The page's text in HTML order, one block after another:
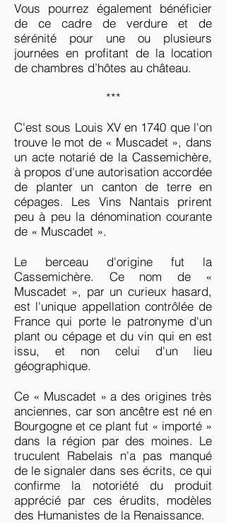
Vous pourrez également bénéficier
de ce cadre de verdure et de
sérénité pour une ou plusieurs
journées en profitant de la location
de chambres d’hôtes au château.
***
C'est sous Louis XV en 1740 que l'on
trouve le mot de « Muscadet », dans
un acte notarié de la Cassemichère,
à propos d'une autorisation accordée
de planter un canton de terre en
cépages. Les Vins Nantais prirent
peu à peu la dénomination courante
de « Muscadet ».
Le berceau d'origine fut la
Cassemichère. Ce nom de «
Muscadet », par un curieux hasard,
est l'unique appellation contrôlée de
France qui porte le patronyme d'un
plant ou cépage et du vin qui en est
issu, et non celui d'un lieu
géographique.
Ce « Muscadet » a des origines très
anciennes, car son ancêtre est né en
Bourgogne et ce plant fut « importé »
dans la région par des moines. Le
truculent Rabelais n'a pas manqué
de le signaler dans ses écrits, ce qui
confirme la notoriété du produit
apprécié par ces érudits, modèles
des Humanistes de la Renaissance.